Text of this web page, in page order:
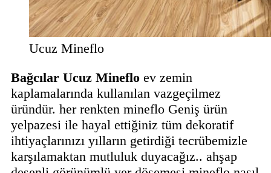
Ucuz Mineflo
Bağcılar Ucuz Mineflo ev zemin
kaplamalarında kullanılan vazgeçilmez
üründür. her renkten mineflo Geniş ürün
yelpazesi ile hayal ettiğiniz tüm dekoratif
ihtiyaçlarınızı yılların getirdiği tecrübemizle
karşılamaktan mutluluk duyacağız.. ahşap